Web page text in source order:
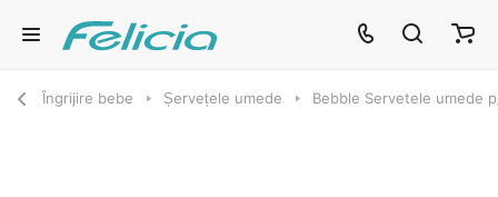
Îngrijire bebe Șervețele umede Bebble Servetele umede